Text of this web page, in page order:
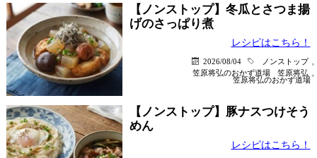
【ノンストップ】冬瓜とさつま揚
げのさっぱり煮
レシピはこちら！
2026/08/04 ノンストップ
笠原将弘のおかず道場
笠原将弘
笠原将弘のおかず道場
【ノンストップ】豚ナスつけそう
めん
レシピはこちら！